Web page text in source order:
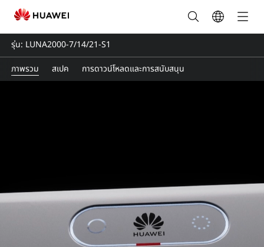
LUNA2000-
7/14/21-
S1
Energy
Storage
รุ่น: LUNA2000-7/14/21-S1
ภาพรวม
สเปค การดาวน์โหลดและการสนับสนุน